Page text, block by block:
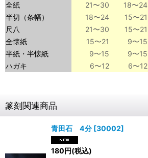
全紙
21〜30
18〜24
半切（条幅）
18〜24
15〜21
尺八
21〜30
15〜21
全懐紙
15〜21
9〜15
半紙・半懐紙
9〜15
9〜15
ハガキ
6〜12 6〜12
篆刻関連商品
青田石 4分 [30002]
180円(税込)